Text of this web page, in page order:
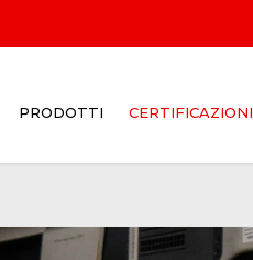
PRODOTTI
DOVE FINISCE IL COKE DI
CERTIFICAZIONI